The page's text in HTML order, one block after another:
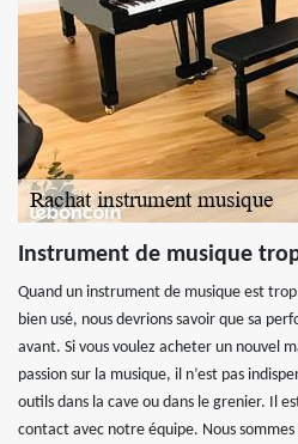
Instrument de musique
Quand un instrument de musique est
bien usé, nous devrions savoir que sa
avant. Si vous voulez acheter un nouvel
passion sur la musique, il n’est pas
outils dans la cave ou dans le grenier. Il
contact avec notre équipe. Nous